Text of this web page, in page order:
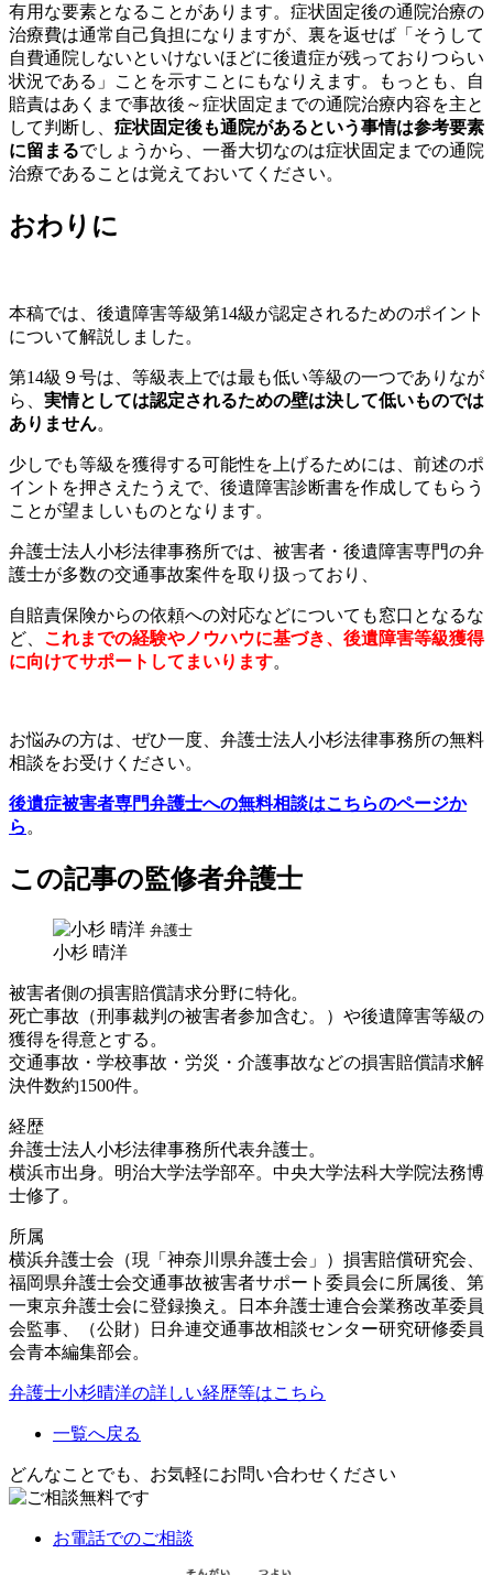
有用な要素となることがあります。症状固定後の通院治療の
治療費は通常自己負担になりますが、裏を返せば「そうして
自費通院しないといけないほどに後遺症が残っておりつらい
状況である」ことを示すことにもなりえます。もっとも、自
賠責はあくまで事故後～症状固定までの通院治療内容を主と
して判断し、 症状固定後も通院があるという事情は参考要素
に留まるでしょうから、一番大切なのは症状固定までの通院
治療であることは覚えておいてください。
おわりに
本稿では、後遺障害等級第14級が認定されるためのポイント
について解説しました。
第14級９号は、等級表上では最も低い等級の一つでありなが
ら、 実情としては認定されるための壁は決して低いものでは
ありません。
少しでも等級を獲得する可能性を上げるためには、前述のポ
イントを押さえたうえで、後遺障害診断書を作成してもらう
ことが望ましいものとなります。
弁護士法人小杉法律事務所では、被害者・後遺障害専門の弁
護士が多数の交通事故案件を取り扱っており、
自賠責保険からの依頼への対応などについても窓口となるな
ど、 これまでの経験やノウハウに基づき、後遺障害等級獲得
に向けてサポートしてまいります。
お悩みの方は、ぜひ一度、弁護士法人小杉法律事務所の無料
相談をお受けください。
後遺症被害者専門弁護士への無料相談はこちらのページか
ら 。
この記事の監修者弁護士
弁護士
小杉 晴洋
被害者側の損害賠償請求分野に特化。
死亡事故（刑事裁判の被害者参加含む。）や後遺障害等級の
獲得を得意とする。
交通事故・学校事故・労災・介護事故などの損害賠償請求解
決件数約1500件。
経歴
弁護士法人小杉法律事務所代表弁護士。
横浜市出身。明治大学法学部卒。中央大学法科大学院法務博
士修了。
所属
横浜弁護士会（現「神奈川県弁護士会」）損害賠償研究会、
福岡県弁護士会交通事故被害者サポート委員会に所属後、第
一東京弁護士会に登録換え。日本弁護士連合会業務改革委員
会監事、（公財）日弁連交通事故相談センター研究研修委員
会青本編集部会。
弁護士小杉晴洋の詳しい経歴等はこちら
一覧へ戻る
どんなことでも、お気軽にお問い合わせください
お電話でのご相談